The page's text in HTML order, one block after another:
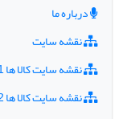
درباره ما
نقشه سایت
نقشه سایت کالا ها 1
نقشه سایت کالا ها 2